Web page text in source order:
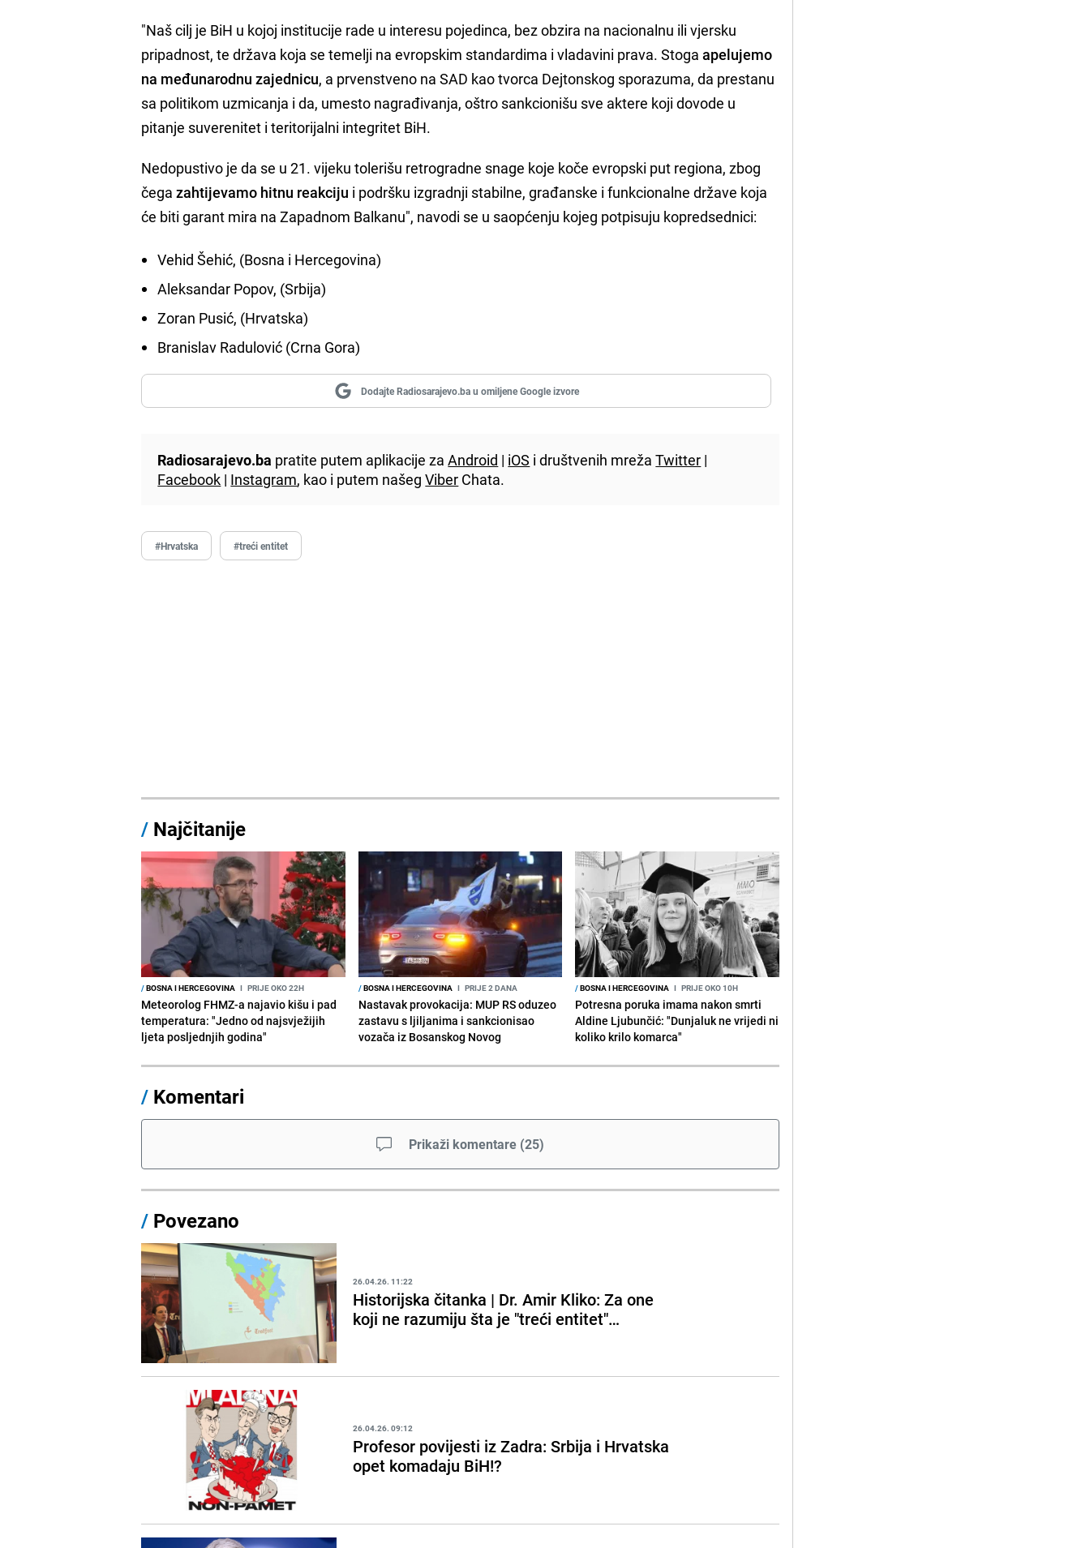
"Naš cilj je BiH u kojoj institucije rade u interesu pojedinca, bez obzira na nacionalnu ili vjersku
pripadnost, te država koja se temelji na evropskim standardima i vladavini prava. Stogaapelujemo
na međunarodnu zajednicu, a prvenstveno na SAD kao tvorca Dejtonskog sporazuma, da prestanu
sa politikom uzmicanja i da, umesto nagrađivanja, oštro sankcionišu sve aktere koji dovode u
pitanje suverenitet i teritorijalni integritet BiH.
Nedopustivo je da se u 21. vijeku tolerišu retrogradne snage koje koče evropski put regiona, zbog
čegazahtijevamo hitnu reakciju i podršku izgradnji stabilne, građanske i funkcionalne države koja
će biti garant mira na Zapadnom Balkanu", navodi se u saopćenju kojeg potpisuju kopredsednici:
Vehid Šehić, (Bosna i Hercegovina)
Aleksandar Popov, (Srbija)
Zoran Pusić, (Hrvatska)
Branislav Radulović (Crna Gora)
Dodajte Radiosarajevo.ba u omiljene Google izvore
Radiosarajevo.ba pratite putem aplikacije zaAndroid | iOS i društvenih mrežaTwitter |
Facebook | Instagram, kao i putem našegViber Chata.
#Hrvatska #treći entitet
/ Najčitanije
/BOSNA I HERCEGOVINA I PRIJE OKO 22H
Meteorolog FHMZ-a najavio kišu i pad
temperatura: "Jedno od najsvježijih
ljeta posljednjih godina"
/BOSNA I HERCEGOVINA I PRIJE 2 DANA
Nastavak provokacija: MUP RS oduzeo
zastavu s ljiljanima i sankcionisao
vozača iz Bosanskog Novog
/BOSNA I HERCEGOVINA I PRIJE OKO 10H
Potresna poruka imama nakon smrti
Aldine Ljubunčić: "Dunjaluk ne vrijedi ni
koliko krilo komarca"
/ Komentari
Prikaži komentare (25)
/ Povezano
26.04.26. 11:22
Historijska čitanka | Dr. Amir Kliko: Za one
koji ne razumiju šta je "treći entitet"…
26.04.26. 09:12
Profesor povijesti iz Zadra: Srbija i Hrvatska
opet komadaju BiH!?